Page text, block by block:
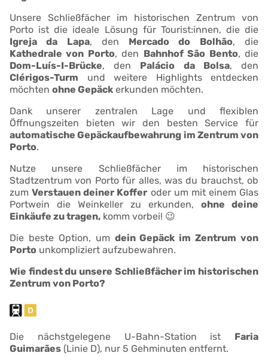
Unsere Schließfächer im historischen Zentrum von
Porto ist die ideale Lösung für Tourist:innen, die die
Igreja da Lapa, den Mercado do Bolhão, die
Kathedrale von Porto, den Bahnhof São Bento, die
Dom-Luís-I-Brücke, den Palácio da Bolsa, den
Clérigos-Turm und weitere Highlights entdecken
möchten ohne Gepäck erkunden möchten.
Dank unserer zentralen Lage und flexiblen
Öffnungszeiten bieten wir den besten Service für
automatische Gepäckaufbewahrung im Zentrum von
Porto.
Nutze unsere Schließfächer im historischen
Stadtzentrum von Porto für alles, was du brauchst, ob
zumVerstauen deiner Koffer oder um mit einem Glas
Portwein die Weinkeller zu erkunden, ohne deine
Einkäufe zu tragen, komm vorbei! 😉
Die beste Option, um dein Gepäck im Zentrum von
Porto unkompliziert aufzubewahren.
Wie findest du unsere Schließfächer im historischen
Zentrum von Porto?
Die nächstgelegene U-Bahn-Station ist Faria
Guimarães (Linie D), nur 5 Gehminuten entfernt.